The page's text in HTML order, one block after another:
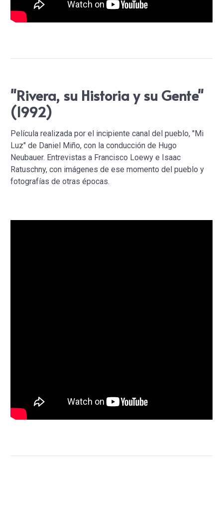
"Rivera, su Historia y su Gente"
(1992)
Película realizada por el incipiente canal del pueblo, "Mi
Luz" de Daniel Miño, con la conducción de Hugo
Neubauer. Entrevistas a Francisco Loewy e Isaac
Ratuschny, con imágenes de ese momento del pueblo y
fotografías de otras épocas.